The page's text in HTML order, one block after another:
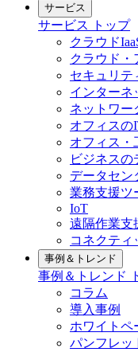
サービス
サービス
トップ
クラウド
クラウド・
セキュリテ
インターネ
ネットワー
オフィスの
オフィス・
ビジネスの
データセン
業務支援ツ
IoT
遠隔作業支
コネクティ
事例＆トレンド
事例＆トレンド
コラム
導入事例
ホワイトペ
パンフレッ